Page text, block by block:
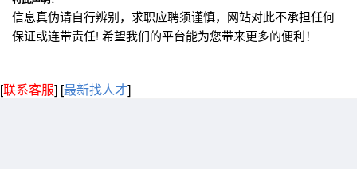
信息真伪请自行辨别，求职应聘须谨慎，网站对此不承担任何
保证或连带责任! 希望我们的平台能为您带来更多的便利！
[联系客服] [最新找人才]